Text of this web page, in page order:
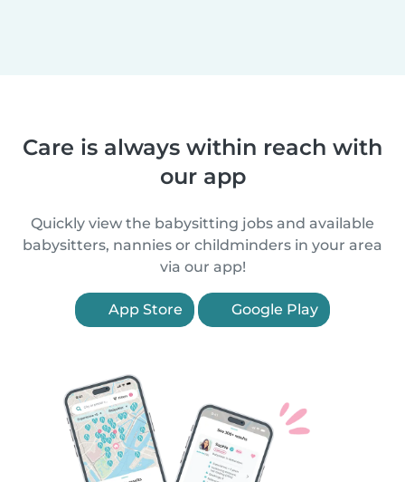
Care is always within reach with
our app
Quickly view the babysitting jobs and available
babysitters, nannies or childminders in your area
via our app!
App Store Google Play